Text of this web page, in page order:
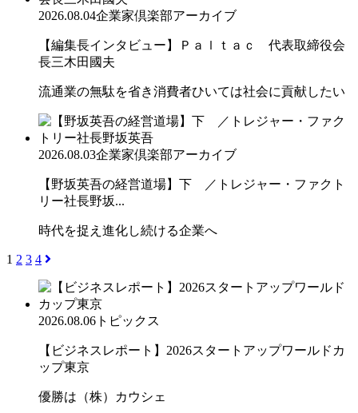
2026.08.04企業家倶楽部アーカイブ
【編集長インタビュー】Ｐａｌｔａｃ 代表取締役会
長三木田國夫
流通業の無駄を省き消費者ひいては社会に貢献したい
2026.08.03企業家倶楽部アーカイブ
【野坂英吾の経営道場】下 ／トレジャー・ファクト
リー社長野坂...
時代を捉え進化し続ける企業へ
1 2 3 4
2026.08.06 トピックス
【ビジネスレポート】2026スタートアップワールドカ
ップ東京
優勝は（株）カウシェ